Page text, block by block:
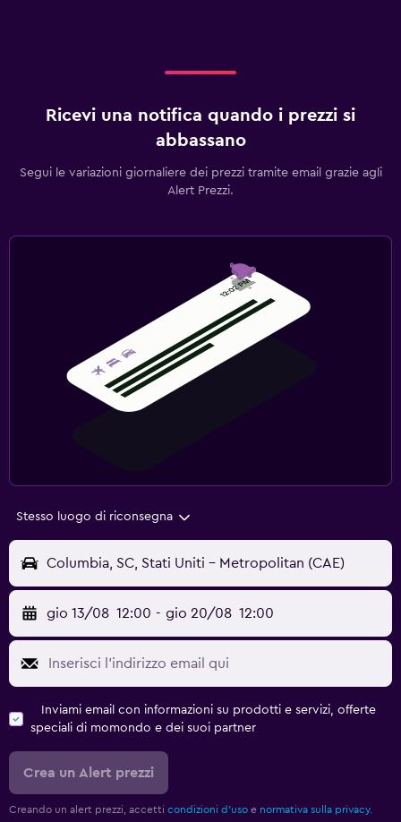
Ricevi una notifica quando i prezzi si
abbassano
Segui le variazioni giornaliere dei prezzi tramite email grazie agli
Alert Prezzi.
Stesso luogo di riconsegna
Columbia, SC, Stati Uniti - Metropolitan (CAE)
gio 13/08 12:00 - gio 20/08 12:00
Inviami email con informazioni su prodotti e servizi, offerte
speciali di momondo e dei suoi partner
Crea un Alert prezzi
Creando un alert prezzi, accetti condizioni d'uso e normativa sulla privacy.